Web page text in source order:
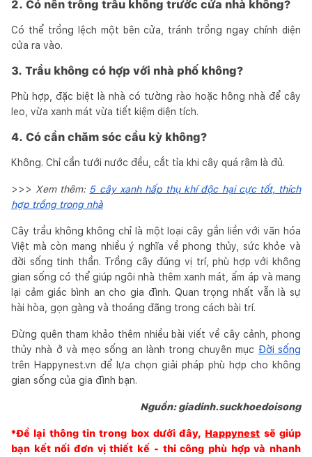
2. Có nên trồng trầu không trước cửa nhà không?
Có thể trồng lệch một bên cửa, tránh trồng ngay chính diện
cửa ra vào.
3. Trầu không có hợp với nhà phố không?
Phù hợp, đặc biệt là nhà có tường rào hoặc hông nhà để cây
leo, vừa xanh mát vừa tiết kiệm diện tích.
4. Có cần chăm sóc cầu kỳ không?
Không. Chỉ cần tưới nước đều, cắt tỉa khi cây quá rậm là đủ.
>>> Xem thêm: 5 cây xanh hấp thụ khí độc hại cực tốt, thích
hợp trồng trong nhà
Cây trầu không không chỉ là một loại cây gắn liền với văn hóa
Việt mà còn mang nhiều ý nghĩa về phong thủy, sức khỏe và
đời sống tinh thần. Trồng cây đúng vị trí, phù hợp với không
gian sống có thể giúp ngôi nhà thêm xanh mát, ấm áp và mang
lại cảm giác bình an cho gia đình. Quan trọng nhất vẫn là sự
hài hòa, gọn gàng và thoáng đãng trong cách bài trí.
Đừng quên tham khảo thêm nhiều bài viết về cây cảnh, phong
thủy nhà ở và mẹo sống an lành trong chuyên mục Đời sống
trên Happynest.vn để lựa chọn giải pháp phù hợp cho không
gian sống của gia đình bạn.
Nguồn: giadinh.suckhoedoisong
*Để lại thông tin trong box dưới đây, Happynest sẽ giúp
bạn kết nối đơn vị thiết kế - thi công phù hợp và nhanh